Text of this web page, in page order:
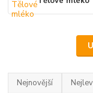
Nejnovější